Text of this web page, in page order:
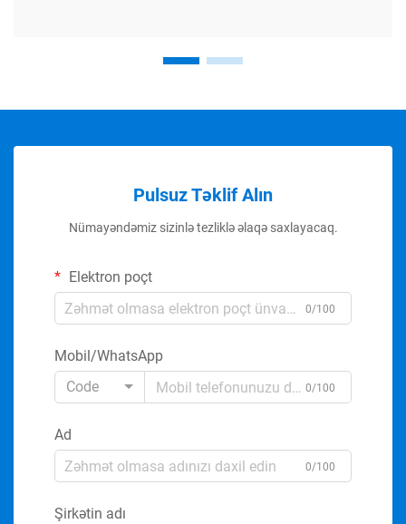
Pulsuz Təklif Alın
Nümayəndəmiz sizinlə tezliklə əlaqə saxlayacaq.
Elektron poçt
0/100
Mobil/WhatsApp
Code
0/100
Ad
0/100
Şirkətin adı